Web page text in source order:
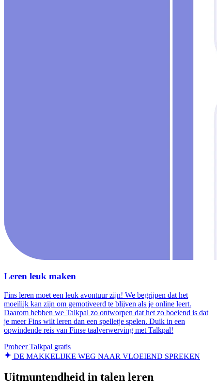
Leren leuk maken
Fins leren moet een leuk avontuur zijn! We begrijpen dat het
moeilijk kan zijn om gemotiveerd te blijven als je online leert.
Daarom hebben we Talkpal zo ontworpen dat het zo boeiend is dat
je meer Fins wilt leren dan een spelletje spelen. Duik in een
opwindende reis van Finse taalverwerving met Talkpal!
Probeer Talkpal gratis
DE MAKKELIJKE WEG NAAR VLOEIEND SPREKEN
Uitmuntendheid in talen leren